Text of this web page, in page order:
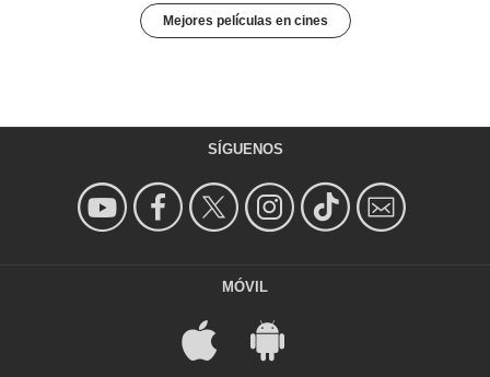
Mejores películas en cines
SÍGUENOS
MÓVIL